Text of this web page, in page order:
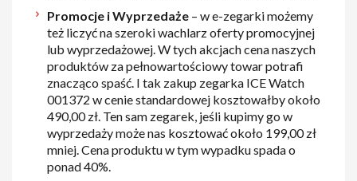
Promocje i Wyprzedaże – w e-zegarki możemy
też liczyć na szeroki wachlarz oferty promocyjnej
lub wyprzedażowej. W tych akcjach cena naszych
produktów za pełnowartościowy towar potrafi
znacząco spaść. I tak zakup zegarka ICE Watch
001372 w cenie standardowej kosztowałby około
490,00 zł. Ten sam zegarek, jeśli kupimy go w
wyprzedaży może nas kosztować około 199,00 zł
mniej. Cena produktu w tym wypadku spada o
ponad 40%.